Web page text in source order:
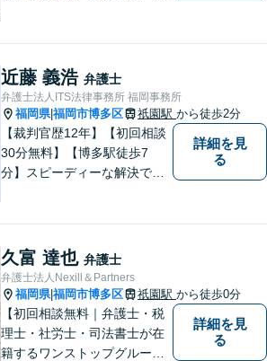
よる迅速で最適なリーガルサ
ービスを提供いたします。
近藤 義浩 弁護士
弁護士法人ITS法律事務所 福岡事務所
福岡県|福岡市博多区 祇園駅 から徒歩2分
【裁判官歴12年】【初回相談
30分無料】【博多駅徒歩7
分】スピーディーな解決で
「明日に向かって進む力」を
サポートします。
詳細を見
る
久富 達也 弁護士
弁護士法人Nexill＆Partners
福岡県|福岡市博多区 祇園駅 から徒歩0分
【初回相談無料｜弁護士・税
理士・社労士・司法書士が在
籍するワンストップグルー
詳細を見
る